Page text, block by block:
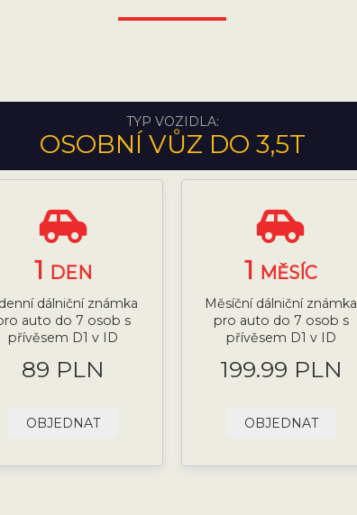
TYP VOZIDLA:
OSOBNÍ VŮZ DO 3,5T
1 DEN
dálniční známka
auto do 7 osob s
přívěsem D1 v ID
89 PLN
OBJEDNAT
1 MĚSÍC
Měsíční dálniční známka
pro auto do 7 osob s
přívěsem D1 v ID
199.99 PLN
OBJEDNAT